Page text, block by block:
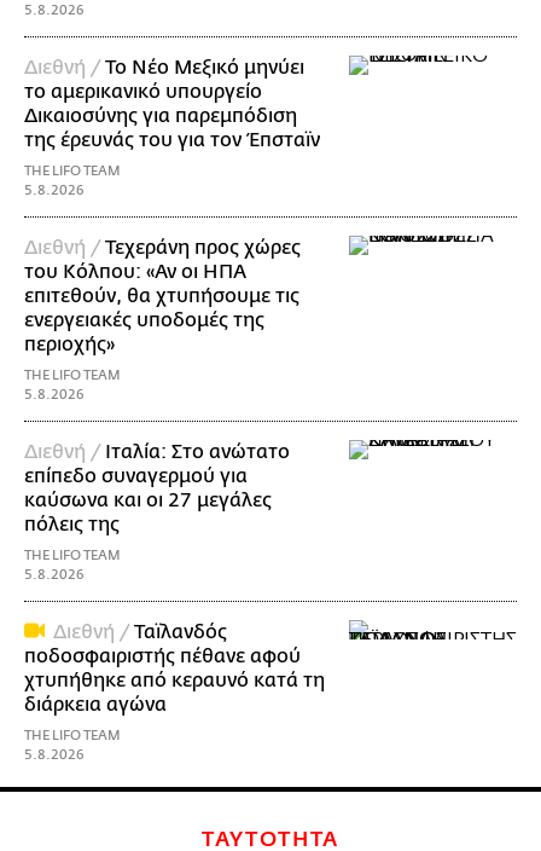
5.8.2026
Διεθνή /Το Νέο Μεξικό μηνύει
το αμερικανικό υπουργείο
Δικαιοσύνης για παρεμπόδιση
της έρευνάς του για τον Έπσταϊν
THE LIFO TEAM
5.8.2026
Διεθνή /Τεχεράνη προς χώρες
του Κόλπου: «Αν οι ΗΠΑ
επιτεθούν, θα χτυπήσουμε τις
ενεργειακές υποδομές της
περιοχής»
THE LIFO TEAM
5.8.2026
Διεθνή / Ιταλία: Στο ανώτατο
επίπεδο συναγερμού για
καύσωνα και οι 27 μεγάλες
πόλεις της
THE LIFO TEAM
5.8.2026
Διεθνή /Ταϊλανδός
ποδοσφαιριστής πέθανε αφού
χτυπήθηκε από κεραυνό κατά τη
διάρκεια αγώνα
THE LIFO TEAM
5.8.2026
ΤΑΥΤΟΤΗΤΑ